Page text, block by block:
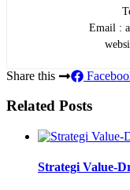
Email :
Share this
Related Posts
Strategi Value-